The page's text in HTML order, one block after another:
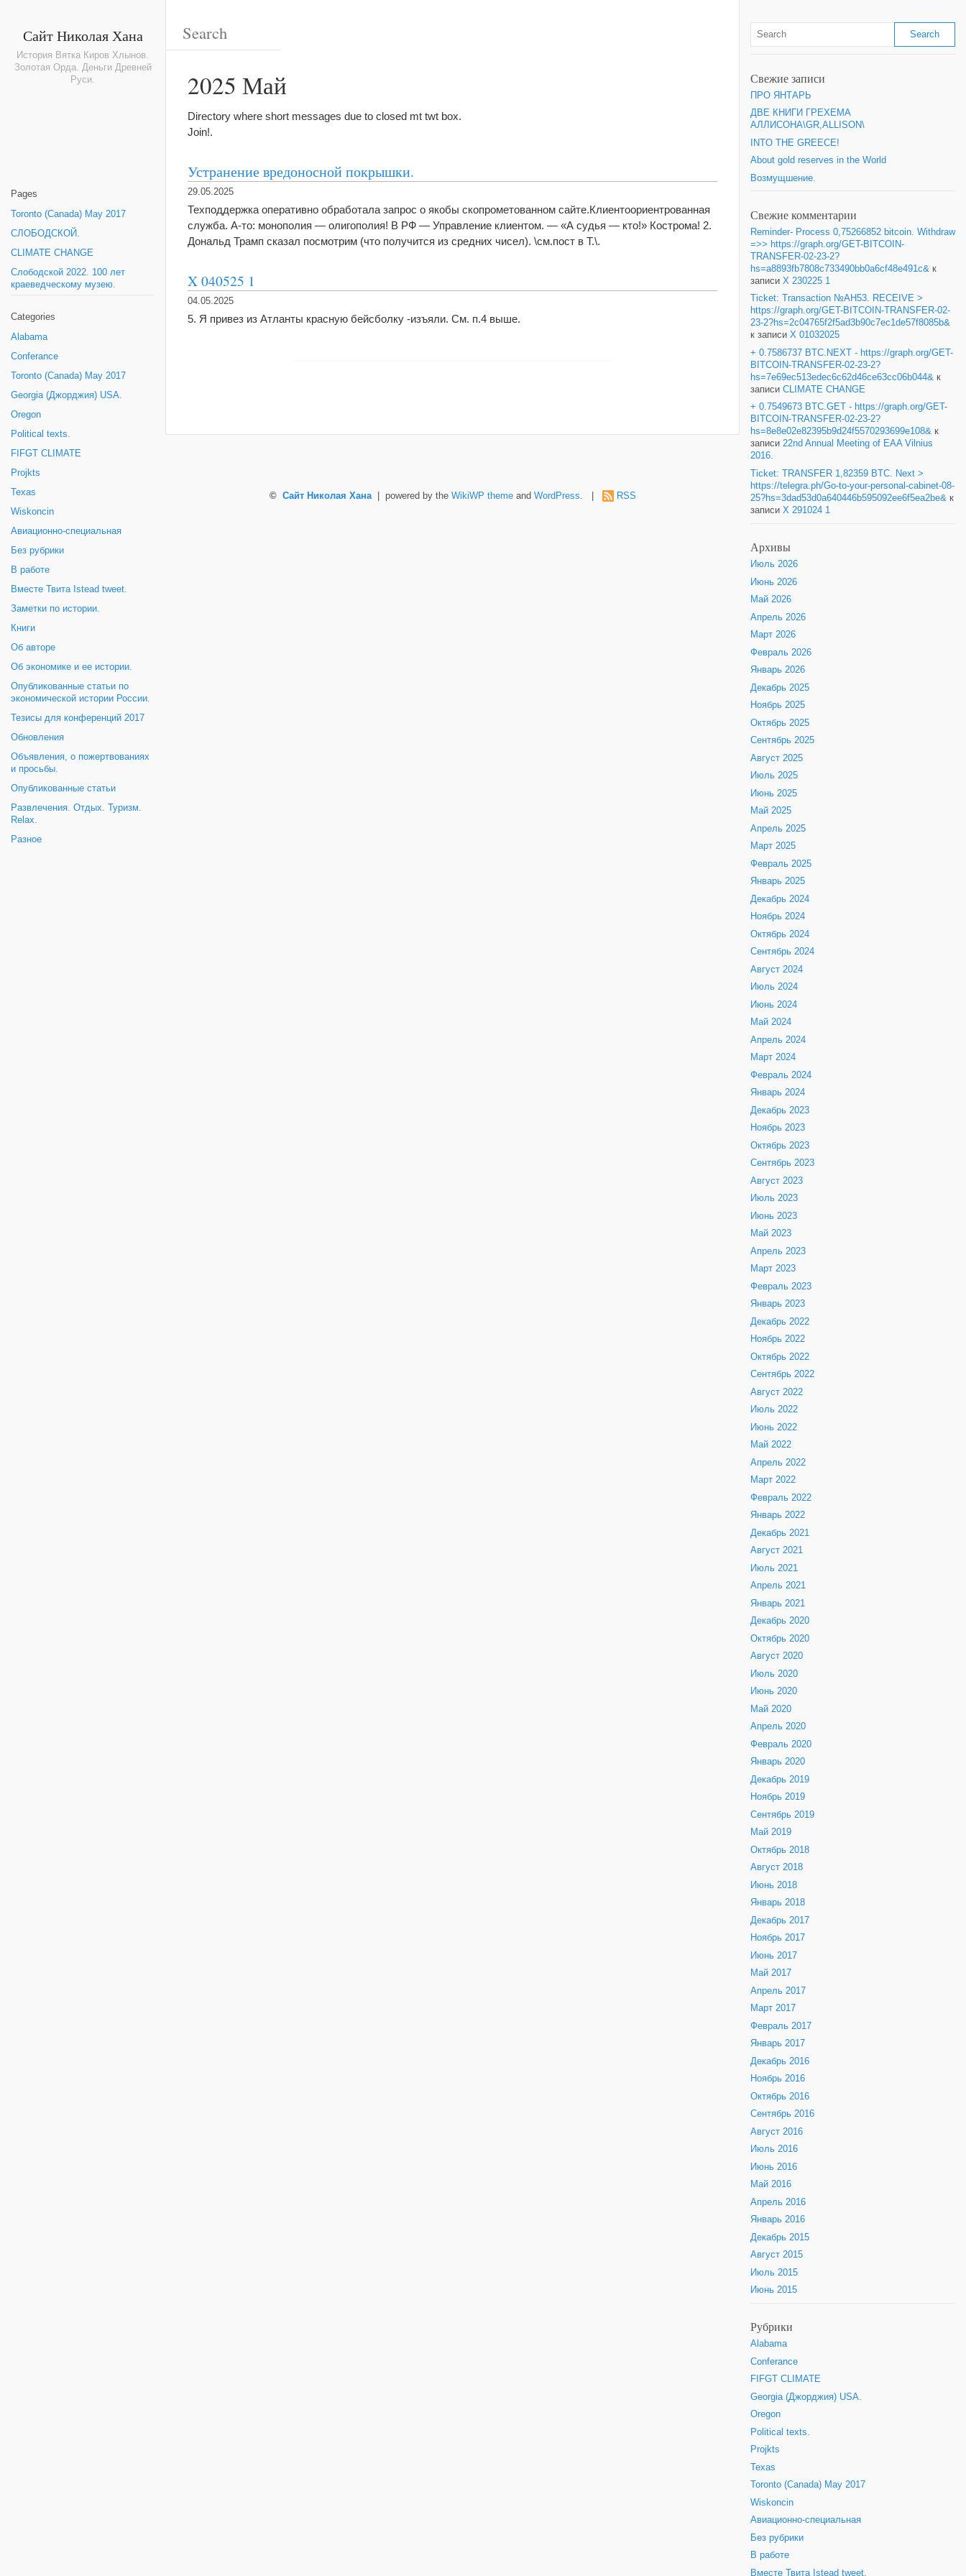
Сайт Николая Хана
История Вятка Киров Хлынов.
Золотая Орда. Деньги Древней
Руси.
Pages
Toronto (Canada) May 2017
СЛОБОДСКОЙ.
CLIMATE CHANGE
Слободской 2022. 100 лет
краеведческому музею.
Categories
Alabama
Conferance
Toronto (Canada) May 2017
Georgia (Джорджия) USA.
Oregon
Political texts.
FIFGT CLIMATE
Projkts
Texas
Wiskoncin
Авиационно-специальная
Без рубрики
В работе
Вместе Твита Istead tweet.
Заметки по истории.
Книги
Об авторе
Об экономике и ее истории.
Опубликованные статьи по
экономической истории России.
Тезисы для конференций 2017
Обновления
Объявления, о пожертвованиях
и просьбы.
Опубликованные статьи
Развлечения. Отдых. Туризм.
Relax.
Разное
2025 Май
Directory where short messages due to closed mt twt box.
Join!.
Устранение вредоносной покрышки.
29.05.2025
Техподдержка оперативно обработала запрос о якобы скопрометованном сайте.Клиентоориентрованная
служба. А-то: монополия — олигополия! В РФ — Управление клиентом. — «А судья — кто!» Кострома! 2.
Дональд Трамп сказал посмотрим (что получится из средних чисел). \см.пост в Т.\.
X 040525 1
04.05.2025
5. Я привез из Атланты красную бейсболку -изъяли. См. п.4 выше.
Свежие записи
ПРО ЯНТАРЬ
ДВЕ КНИГИ ГРЕХЕМА
АЛЛИСОНА\GR,ALLISON\
INTO THE GREECE!
About gold reserves in the World
Возмущшение.
Свежие комментарии
Reminder- Process 0,75266852 bitcoin. Withdraw
=>> https://graph.org/GET-BITCOIN-
TRANSFER-02-23-2?
hs=a8893fb7808c733490bb0a6cf48e491c& к
записи X 230225 1
Ticket: Transaction №AH53. RECEIVE >
https://graph.org/GET-BITCOIN-TRANSFER-02-
23-2?hs=2c04765f2f5ad3b90c7ec1de57f8085b&
к записи X 01032025
+ 0.7586737 BTC.NEXT - https://graph.org/GET-
BITCOIN-TRANSFER-02-23-2?
hs=7e69ec513edec6c62d46ce63cc06b044& к
записи CLIMATE CHANGE
+ 0.7549673 BTC.GET - https://graph.org/GET-
BITCOIN-TRANSFER-02-23-2?
hs=8e8e02e82395b9d24f5570293699e108& к
записи 22nd Annual Meeting of EAA Vilnius
2016.
Ticket: TRANSFER 1,82359 BTC. Next >
https://telegra.ph/Go-to-your-personal-cabinet-08-
25?hs=3dad53d0a640446b595092ee6f5ea2be& к
записи X 291024 1
Архивы
Июль 2026
Июнь 2026
Май 2026
Апрель 2026
Март 2026
Февраль 2026
Январь 2026
Декабрь 2025
Ноябрь 2025
Октябрь 2025
Сентябрь 2025
Август 2025
Июль 2025
Июнь 2025
Май 2025
Апрель 2025
Март 2025
Февраль 2025
Январь 2025
Декабрь 2024
Ноябрь 2024
Октябрь 2024
Сентябрь 2024
Август 2024
Июль 2024
Июнь 2024
Май 2024
Апрель 2024
Март 2024
Февраль 2024
Январь 2024
Декабрь 2023
Ноябрь 2023
Октябрь 2023
Сентябрь 2023
Август 2023
Июль 2023
Июнь 2023
Май 2023
Апрель 2023
Март 2023
Февраль 2023
Январь 2023
Декабрь 2022
Ноябрь 2022
Октябрь 2022
Сентябрь 2022
Август 2022
Июль 2022
Июнь 2022
Май 2022
Апрель 2022
Март 2022
Февраль 2022
Январь 2022
Декабрь 2021
Август 2021
Июль 2021
Апрель 2021
Январь 2021
Декабрь 2020
Октябрь 2020
Август 2020
Июль 2020
Июнь 2020
Май 2020
Апрель 2020
Февраль 2020
Январь 2020
Декабрь 2019
Ноябрь 2019
Сентябрь 2019
Май 2019
Октябрь 2018
Август 2018
Июнь 2018
Январь 2018
Декабрь 2017
Ноябрь 2017
Июнь 2017
Май 2017
Апрель 2017
Март 2017
Февраль 2017
Январь 2017
Декабрь 2016
Ноябрь 2016
Октябрь 2016
Сентябрь 2016
Август 2016
Июль 2016
Июнь 2016
Май 2016
Апрель 2016
Январь 2016
Декабрь 2015
Август 2015
Июль 2015
Июнь 2015
Рубрики
Alabama
Conferance
FIFGT CLIMATE
Georgia (Джорджия) USA.
Oregon
Political texts.
Projkts
Texas
Toronto (Canada) May 2017
Wiskoncin
Авиационно-специальная
Без рубрики
В работе
Вместе Твита Istead tweet.
© Сайт Николая Хана| powered by the WikiWP themeand WordPress RSS